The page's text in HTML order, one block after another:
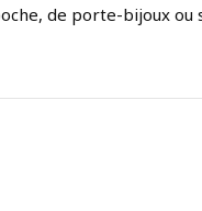
de porte-bijoux